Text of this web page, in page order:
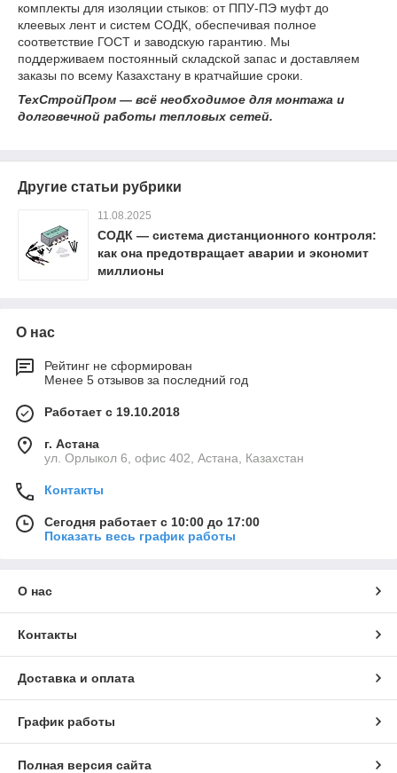
комплекты для изоляции стыков: от ППУ-ПЭ муфт до
клеевых лент и систем СОДК, обеспечивая полное
соответствие ГОСТ и заводскую гарантию. Мы
поддерживаем постоянный складской запас и доставляем
заказы по всему Казахстану в кратчайшие сроки.
ТехСтройПром — всё необходимое для монтажа и
долговечной работы тепловых сетей.
Другие статьи рубрики
11.08.2025
СОДК — система дистанционного контроля:
как она предотвращает аварии и экономит
миллионы
О нас
Рейтинг не сформирован
Менее 5 отзывов за последний год
Работает с 19.10.2018
г. Астана
ул. Орлыкол 6, офис 402, Астана, Казахстан
Контакты
Сегодня работает с 10:00 до 17:00
Показать весь график работы
О нас
Контакты
Доставка и оплата
График работы
Полная версия сайта